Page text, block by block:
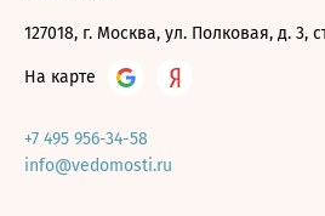
127018, г. Москва, ул. Полковая, д. 3,
На карте
+7 495 956-34-58
info@vedomosti.ru